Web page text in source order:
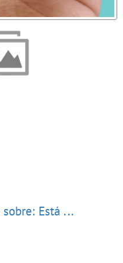
Está ...